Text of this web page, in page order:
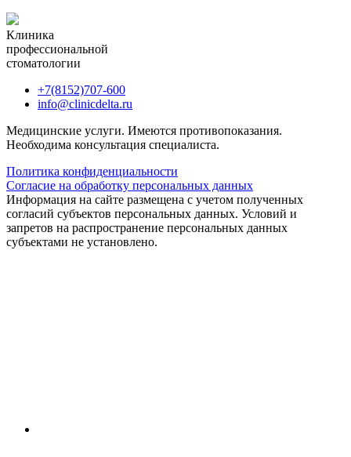
Клиника
профессиональной
стоматологии
+7(8152)707-600
info@clinicdelta.ru
Медицинские услуги. Имеются противопоказания.
Необходима консультация специалиста.
Политика конфиденциальности
Согласие на обработку персональных данных
Информация на сайте размещена с учетом полученных
согласий субъектов персональных данных. Условий и
запретов на распространение персональных данных
субъектами не установлено.